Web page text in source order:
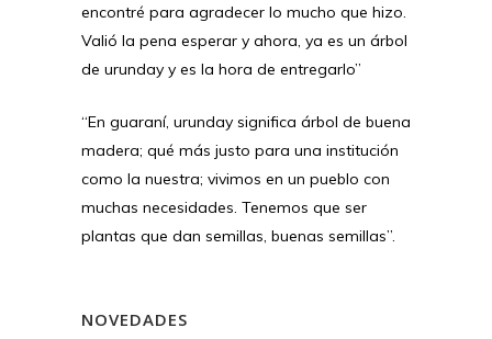
encontré para agradecer lo mucho que hizo.
Valió la pena esperar y ahora, ya es un árbol
de urunday y es la hora de entregarlo”
“En guaraní, urunday significa árbol de buena
madera; qué más justo para una institución
como la nuestra; vivimos en un pueblo con
muchas necesidades. Tenemos que ser
plantas que dan semillas, buenas semillas”.
NOVEDADES